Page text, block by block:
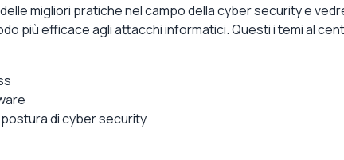
migliori pratichenel campo della cyber security e
più efficaceagli attacchi informatici. Questi i temi al
dicyber security